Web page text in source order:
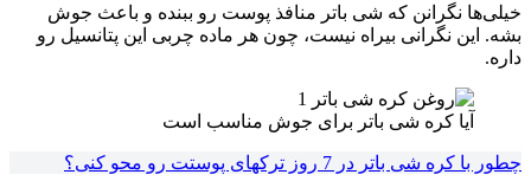
خیلی‌ها نگرانن که شی باتر منافذ پوست رو ببنده و باعث جوش
بشه. این نگرانی بیراه نیست، چون هر ماده چربی این پتانسیل رو
داره.
آیا کره شی باتر برای جوش مناسب است
چطور با کره شی باتر در 7 روز ترکهای پوستت رو محو کنی؟